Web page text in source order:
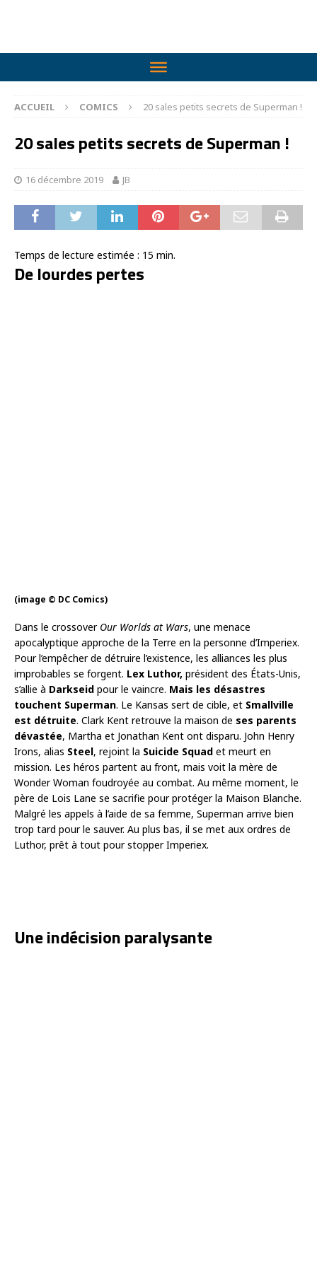
ACCUEIL COMICS 20 sales petits secrets de Superman !
20 sales petits secrets de Superman !
16 décembre 2019 JB
Temps de lecture estimée : 15 min.
De lourdes pertes
(image © DC Comics)
Dans le crossover Our Worlds at Wars, une menace
apocalyptique approche de la Terre en la personne d’Imperiex.
Pour l’empêcher de détruire l’existence, les alliances les plus
improbables se forgent. Lex Luthor, président des États-Unis,
s’allie à Darkseid pour le vaincre. Mais les désastres
touchent Superman. Le Kansas sert de cible, et Smallville
est détruite. Clark Kent retrouve la maison de ses parents
dévastée, Martha et Jonathan Kent ont disparu. John Henry
Irons, alias Steel, rejoint la Suicide Squad et meurt en
mission. Les héros partent au front, mais voit la mère de
Wonder Woman foudroyée au combat. Au même moment, le
père de Lois Lane se sacrifie pour protéger la Maison Blanche.
Malgré les appels à l’aide de sa femme, Superman arrive bien
trop tard pour le sauver. Au plus bas, il se met aux ordres de
Luthor, prêt à tout pour stopper Imperiex.
Une indécision paralysante